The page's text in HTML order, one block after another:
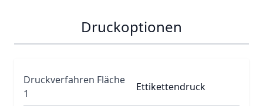
Druckoptionen
Druckverfahren Fläche
1
Ettikettendruck